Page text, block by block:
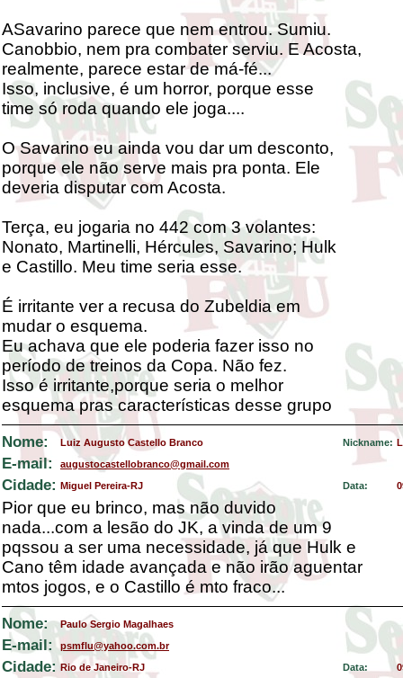
ASavarino parece que nem entrou. Sumiu.
Canobbio, nem pra combater serviu. E Acosta,
realmente, parece estar de má-fé...
Isso, inclusive, é um horror, porque esse
time só roda quando ele joga....
O Savarino eu ainda vou dar um desconto,
porque ele não serve mais pra ponta. Ele
deveria disputar com Acosta.
Terça, eu jogaria no 442 com 3 volantes:
Nonato, Martinelli, Hércules, Savarino; Hulk
e Castillo. Meu time seria esse.
É irritante ver a recusa do Zubeldia em
mudar o esquema.
Eu achava que ele poderia fazer isso no
período de treinos da Copa. Não fez.
Isso é irritante,porque seria o melhor
esquema pras características desse grupo
Nome: Luiz Augusto Castello Branco Nickname:
E-mail: augustocastellobranco@gmail.com
Cidade: Miguel Pereira-RJ Data:
Pior que eu brinco, mas não duvido
nada...com a lesão do JK, a vinda de um 9
pqssou a ser uma necessidade, já que Hulk e
Cano têm idade avançada e não irão aguentar
mtos jogos, e o Castillo é mto fraco...
Nome: Paulo Sergio Magalhaes
E-mail: psmflu@yahoo.com.br
Cidade: Rio de Janeiro-RJ Data: